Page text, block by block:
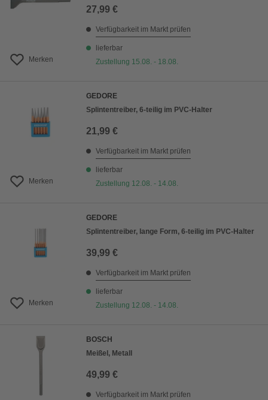
Merken
27,99 €
Verfügbarkeit im Markt prüfen
lieferbar
Zustellung 15.08. - 18.08.
Merken
GEDORE
Splintentreiber, 6-teilig im PVC-Halter
21,99 €
Verfügbarkeit im Markt prüfen
lieferbar
Zustellung 12.08. - 14.08.
Merken
GEDORE
Splintentreiber, lange Form, 6-teilig im PVC-Halter
39,99 €
Verfügbarkeit im Markt prüfen
lieferbar
Zustellung 12.08. - 14.08.
BOSCH
Meißel, Metall
49,99 €
Verfügbarkeit im Markt prüfen